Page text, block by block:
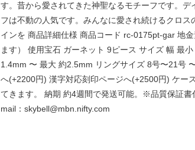
す。昔から愛されてきた神聖なるモチーフです。
フは不動の人気です。みんなに愛され続けるクロ
インを 商品詳細仕様 商品コード rc-0175pt-gar 地
ます） 使用宝石 ガーネット 9ピース サイズ 幅 最
1.4mm 〜 最大 約2.5mm リングサイズ 8号〜21号
へ(+2200円) 漢字対応刻印ページへ(+2500円) ケー
てきます。 納期 約4週間で発送可能。※品質保証
mail：skybell@mbn.nifty.com